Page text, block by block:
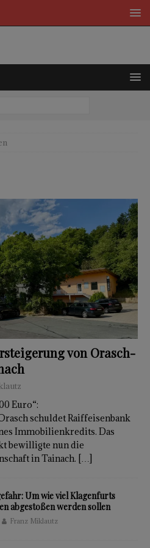
von Orasch-
Euro“:
schuldet Raiffeisenbank
Immobilienkredits. Das
bewilligte nun die
in Tainach. […]
Um wie viel Klagenfurts
abgestoßen werden sollen
Franz Miklautz